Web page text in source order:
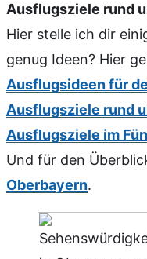
Ausflugsziele rund
Hier stelle ich dir
genug Ideen? Hier
Ausflugsideen für
Ausflugsziele rund
Ausflugsziele im
Und für den
Oberbayern.